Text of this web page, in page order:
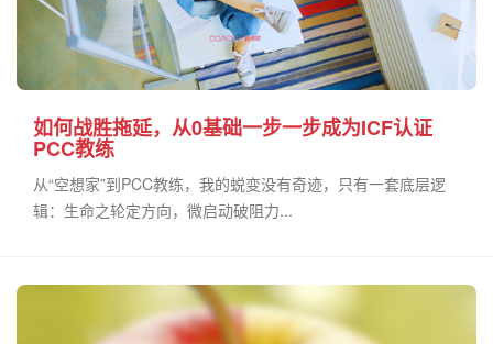
如何战胜拖延，从0基础一步一步成为ICF认证
PCC教练
从“空想家”到PCC教练，我的蜕变没有奇迹，只有一套底层逻
辑：生命之轮定方向，微启动破阻力...